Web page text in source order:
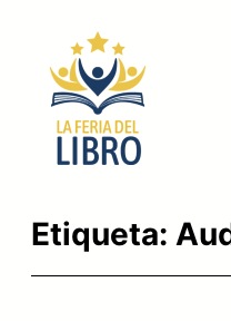
contenido
Etiqueta: